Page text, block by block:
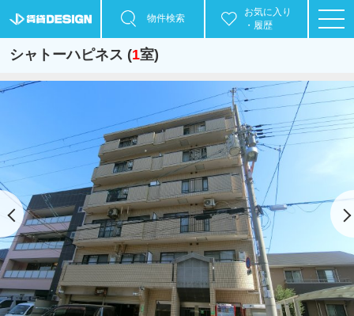
物件検索
お気に入り
・履歴
シャトーハピネス (1室)